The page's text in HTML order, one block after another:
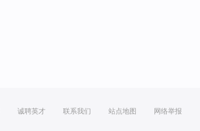
诚聘英才 联系我们 站点地图 网络举报